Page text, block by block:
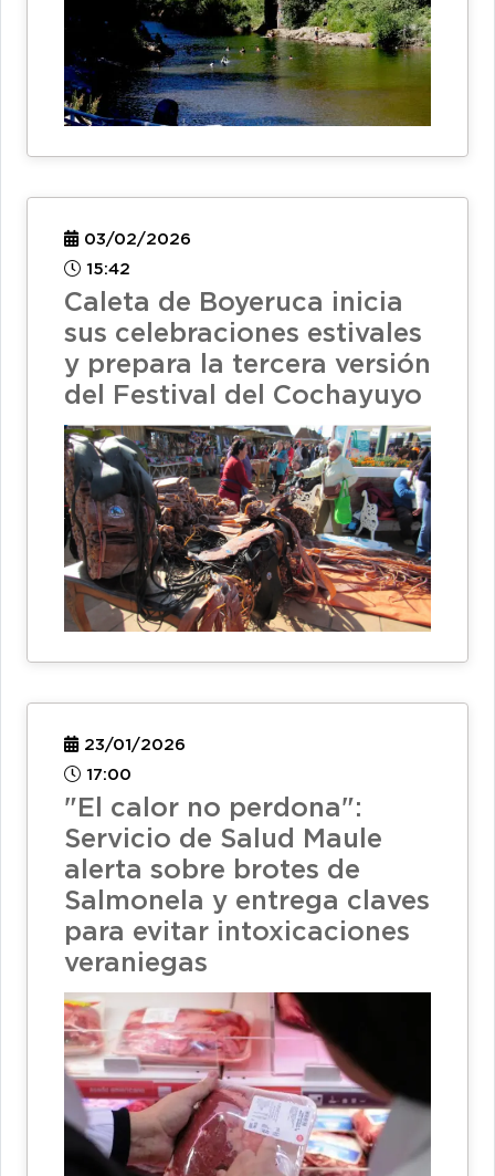
03/02/2026
15:42
Caleta de Boyeruca inicia
sus celebraciones estivales
y prepara la tercera versión
del Festival del Cochayuyo
23/01/2026
17:00
"El calor no perdona":
Servicio de Salud Maule
alerta sobre brotes de
Salmonela y entrega claves
para evitar intoxicaciones
veraniegas